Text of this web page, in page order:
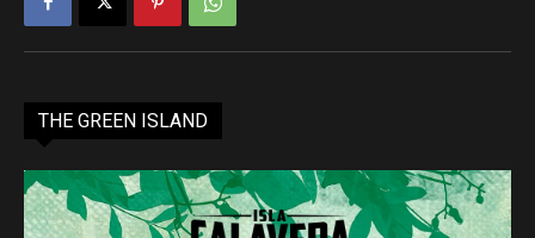
THE GREEN ISLAND